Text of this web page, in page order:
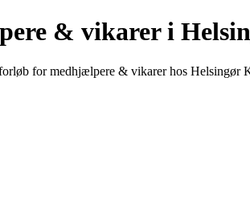
& vikarer i
for medhjælpere & vikarer hos Helsingør